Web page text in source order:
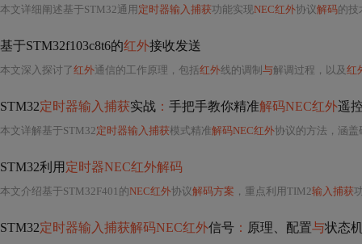
本文详细阐述基于STM32通用 定时器输入捕获功能实现NEC红外协议解码的技
基于STM32f103c8t6的红外接收发送
本文深入探讨了红外通信的工作原理，包括红外线的调制 与解调过程，以及 红
STM32定时器输入捕获实战 ： 手把手教你精准解码NEC红外遥控
本文详解基于STM32定时器输入捕获模式精准解码NEC红外协议的方法，涵盖硬件选型（VS1838B/
STM32利用 定时器NEC红外解码
本文介绍基于STM32F401的NEC红外协议解码方案 ，重点利用TIM2输入捕获
STM32定时器输入捕获解码NEC红外信号 ： 原理、配置与状态